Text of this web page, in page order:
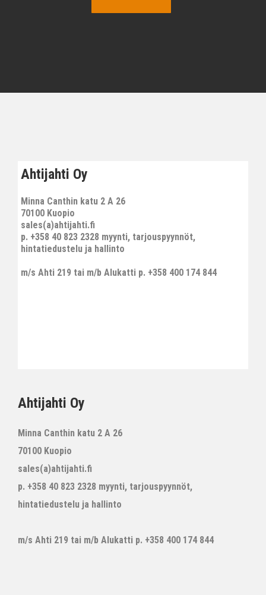
Ahtijahti Oy
Minna Canthin katu 2 A 26
70100 Kuopio
sales(a)ahtijahti.fi
p. +358 40 823 2328 myynti, tarjouspyynnöt,
hintatiedustelu ja hallinto
m/s Ahti 219 tai m/b Alukatti p. +358 400 174 844
Ahtijahti Oy
Minna Canthin katu 2 A 26
70100 Kuopio
sales(a)ahtijahti.fi
p. +358 40 823 2328 myynti, tarjouspyynnöt,
hintatiedustelu ja hallinto
m/s Ahti 219 tai m/b Alukatti p. +358 400 174 844